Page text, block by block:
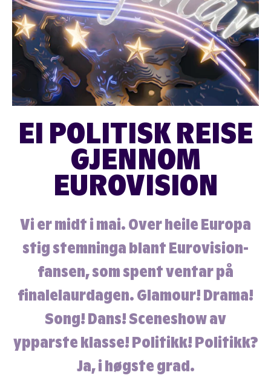
EI POLITISK REISE
GJENNOM
EUROVISION
Vi er midt i mai. Over heile Europa
stig stemninga blant Eurovision-
fansen, som spent ventar på
finalelaurdagen. Glamour! Drama!
Song! Dans! Sceneshow av
ypparste klasse! Politikk! Politikk?
Ja, i høgste grad.